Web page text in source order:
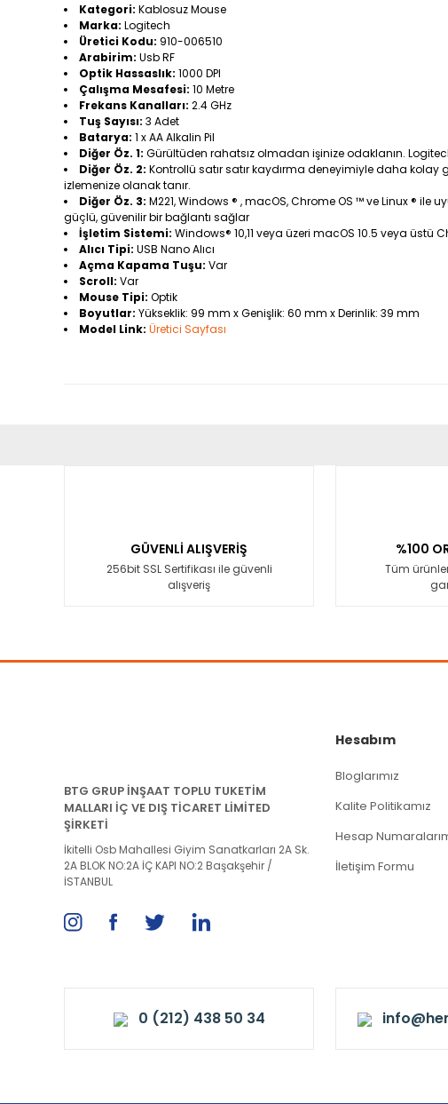
Kategori: Kablosuz Mouse
Marka: Logitech
Üretici Kodu: 910-006510
Arabirim: Usb RF
Optik Hassaslık: 1000 DPI
Çalışma Mesafesi: 10 Metre
Frekans Kanalları: 2.4 GHz
Tuş Sayısı: 3 Adet
Batarya: 1 x AA Alkalin Pil
Diğer Öz. 1: Gürültüden rahatsız olmadan işinize odaklanın.
Diğer Öz. 2: Kontrollü satır satır kaydırma deneyimiyle daha kolay
izlemenize olanak tanır.
Diğer Öz. 3: M221, Windows ® , macOS, Chrome OS ™ ve Linux ® ile
güçlü, güvenilir bir bağlantı sağlar
İşletim Sistemi: Windows® 10,11 veya üzeri macOS 10.5 veya üstü
Alıcı Tipi: USB Nano Alıcı
Açma Kapama Tuşu: Var
Scroll: Var
Mouse Tipi: Optik
Boyutlar: Yükseklik: 99 mm x Genişlik: 60 mm x Derinlik: 39 mm
Model Link: Üretici Sayfası
Ürün bilgilerinde hatalar bulunuyor.
Ürün fiyatı diğer sitelerden daha pahalı.
GÜVENLİ ALIŞVERİŞ
256bit SSL Sertifikası ile güvenli
alışveriş
%100
Tüm
BTG GRUP İNŞAAT TOPLU TUKETİM
MALLARI İÇ VE DIŞ TİCARET LİMİTED
ŞİRKETİ
İkitelli Osb Mahallesi Giyim Sanatkarları 2A Sk.
2A BLOK NO:2A İÇ KAPI NO:2 Başakşehir /
İSTANBUL
Hesabım
Bloglarımız
Kalite Politikamız
Hesap
İletişim Formu
0 (212) 438 50 34